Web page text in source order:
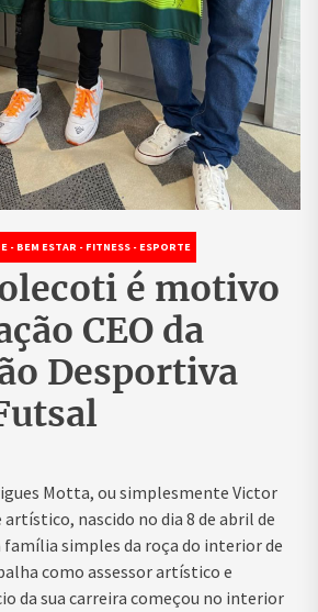
- BEM ESTAR - FITNESS - ESPORTE
é motivo
CEO da
Desportiva
Motta, ou simplesmente Victor
nascido no dia 8 de abril de
família simples da roça do interior de
como assessor artístico e
da sua carreira começou no interior